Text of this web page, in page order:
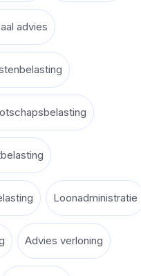
advies
Loonadministratie
Advies verloning